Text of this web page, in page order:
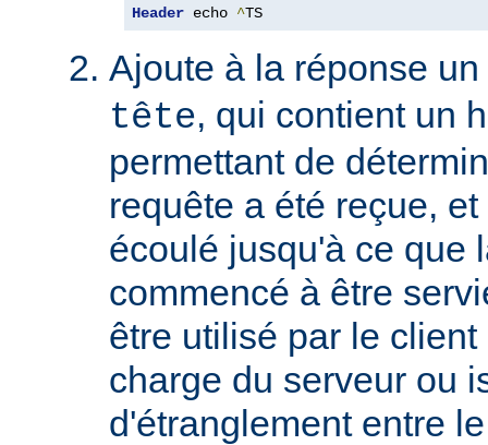
Header echo ^TS
Ajoute à la réponse
tête, qui contient un
permettant de
requête a été reçue,
écoulé jusqu'à ce que
commencé à être
être utilisé par le
charge du serveur ou
d'étranglement entre